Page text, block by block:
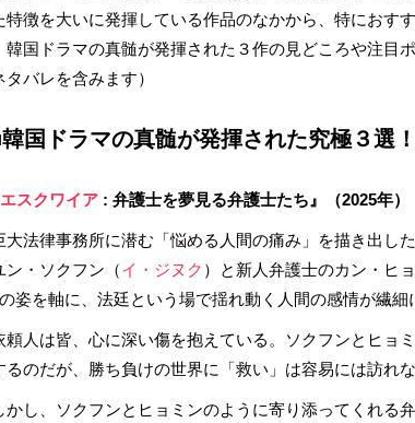
特徴を大いに発揮している作品のなかから、特におす
韓国ドラマの真髄が発揮された３作の見どころや注目
タバレを含みます）
国ドラマの真髄が発揮された究極３選！
エスクワイア : 弁護士を夢見る弁護士たち』（2025年）
法律事務所に潜む「悩める人間の痛み」を描き出し
ン・ソクフン（イ・ジヌク ）と新人弁護士のカン・ヒ
姿を軸に、法廷という場で揺れ動く人間の感情が繊細
人は皆、心に深い傷を抱えている。ソクフンとヒョ
るのだが、勝ち負けの世界に「救い」は容易には訪れな
し、ソクフンとヒョミンのように寄り添ってくれる